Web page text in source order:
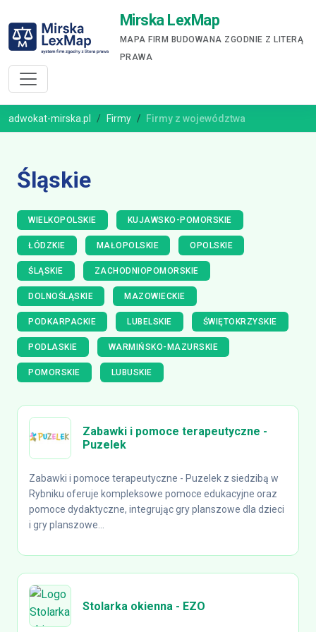
Mirska LexMap
MAPA FIRM BUDOWANA ZGODNIE Z LITERĄ
PRAWA
adwokat-mirska.pl Firmy Firmy z województwa
Śląskie
WIELKOPOLSKIE KUJAWSKO-POMORSKIE
ŁÓDZKIE MAŁOPOLSKIE OPOLSKIE
ŚLĄSKIE ZACHODNIOPOMORSKIE
DOLNOŚLĄSKIE MAZOWIECKIE
PODKARPACKIE LUBELSKIE ŚWIĘTOKRZYSKIE
PODLASKIE WARMIŃSKO-MAZURSKIE
POMORSKIE LUBUSKIE
Zabawki i pomoce terapeutyczne -
Puzelek
Zabawki i pomoce terapeutyczne - Puzelek z siedzibą w
Rybniku oferuje kompleksowe pomoce edukacyjne oraz
pomoce dydaktyczne, integrując gry planszowe dla dzieci
i gry planszowe...
Stolarka okienna - EZO